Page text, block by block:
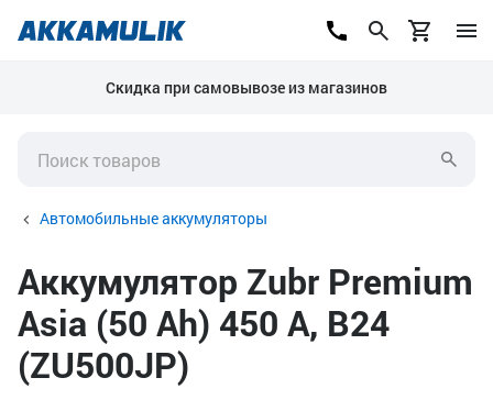
Скидка при самовывозе из магазинов
Автомобильные аккумуляторы
Аккумулятор Zubr Premium
Asia (50 Ah) 450 А, B24
(ZU500JP)